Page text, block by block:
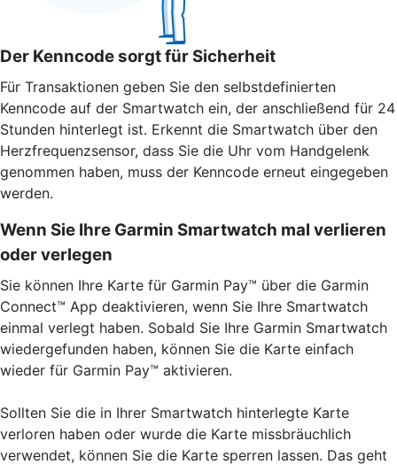
Der Kenncode sorgt für Sicherheit
Für Transaktionen geben Sie den selbstdefinierten
Kenncode auf der Smartwatch ein, der anschließend für 24
Stunden hinterlegt ist. Erkennt die Smartwatch über den
Herzfrequenzsensor, dass Sie die Uhr vom Handgelenk
genommen haben, muss der Kenncode erneut eingegeben
werden.
Wenn Sie Ihre Garmin Smartwatch mal verlieren
oder verlegen
Sie können Ihre Karte für Garmin Pay™ über die Garmin
Connect™ App deaktivieren, wenn Sie Ihre Smartwatch
einmal verlegt haben. Sobald Sie Ihre Garmin Smartwatch
wiedergefunden haben, können Sie die Karte einfach
wieder für Garmin Pay™ aktivieren.
Sollten Sie die in Ihrer Smartwatch hinterlegte Karte
verloren haben oder wurde die Karte missbräuchlich
verwendet, können Sie die Karte sperren lassen. Das geht